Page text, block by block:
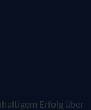
Erfolg über